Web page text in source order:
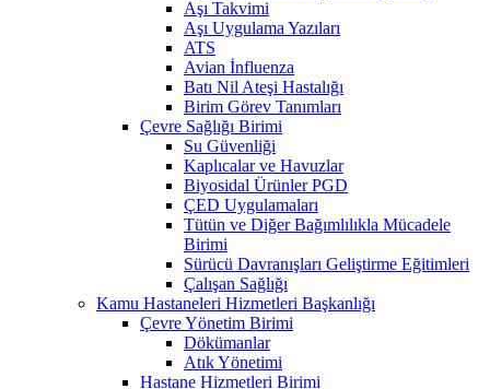
Aşı Takvimi
Aşı Uygulama Yazıları
ATS
Avian İnfluenza
Batı Nil Ateşi Hastalığı
Birim Görev Tanımları
Çevre Sağlığı Birimi
Su Güvenliği
Kaplıcalar ve Havuzlar
Biyosidal Ürünler PGD
ÇED Uygulamaları
Tütün ve Diğer Bağımlılıkla Mücadele
Birimi
Sürücü Davranışları Geliştirme Eğitimleri
Çalışan Sağlığı
Kamu Hastaneleri Hizmetleri Başkanlığı
Çevre Yönetim Birimi
Dökümanlar
Atık Yönetimi
Hastane Hizmetleri Birimi